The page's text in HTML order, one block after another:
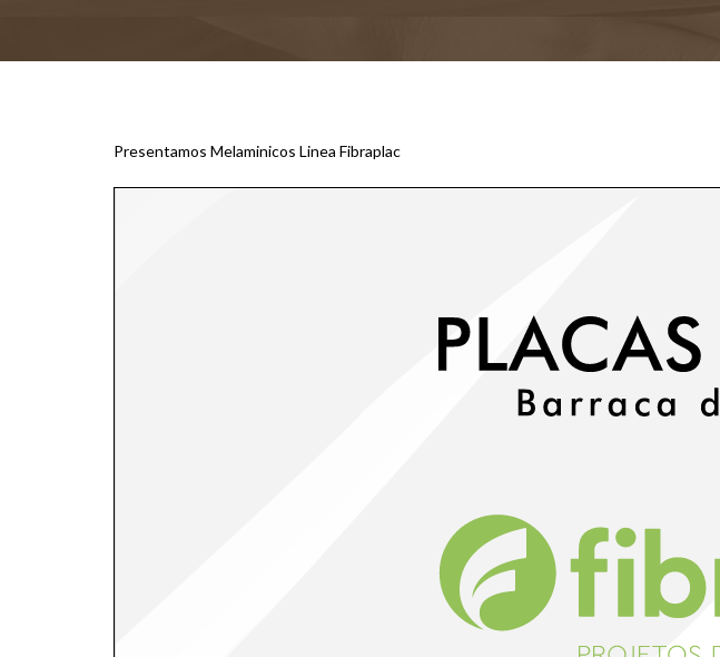
Presentamos Melaminicos Linea Fibraplac